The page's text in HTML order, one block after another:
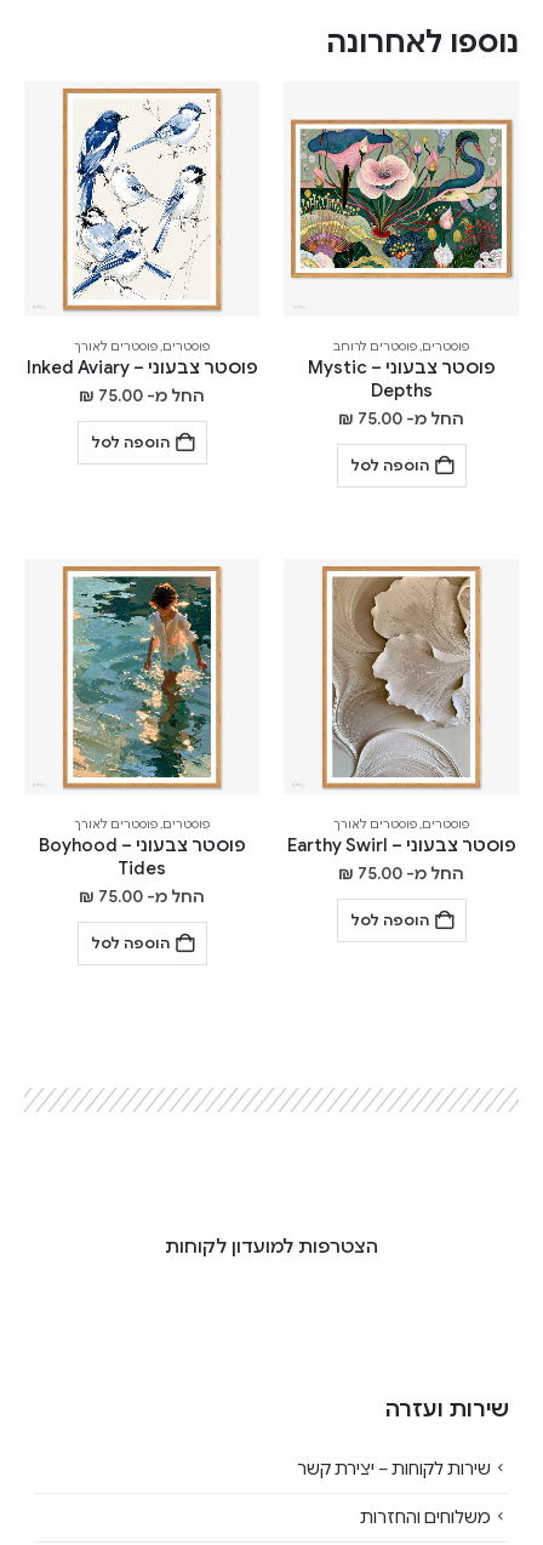
נוספו לאחרונה
פוסטרים,פוסטרים לרוחב
פוסטר צבעוני – Mystic
Depths
החל מ- ₪ 75.00
הוספה לסל
פוסטרים,פוסטרים לאורך
פוסטר צבעוני – Inked Aviary
החל מ- ₪ 75.00
הוספה לסל
פוסטרים,פוסטרים לאורך
פוסטר צבעוני – Earthy Swirl
החל מ- ₪ 75.00
הוספה לסל
פוסטרים,פוסטרים לאורך
פוסטר צבעוני – Boyhood
Tides
החל מ- ₪ 75.00
הוספה לסל
הצטרפות למועדון לקוחות
שירות ועזרה
שירות לקוחות – יצירת קשר
משלוחים והחזרות